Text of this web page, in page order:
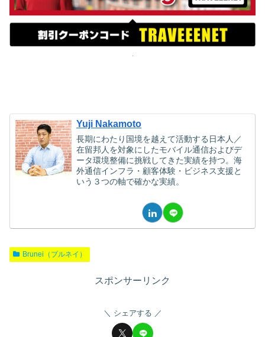
Yuji Nakamoto
長期にわたり国境を越えて活動する日本人／
在留邦人を対象にしたモバイル通信およびデ
ータ環境整備に挑戦してきた実績を持つ。海
外通信インフラ・顧客体験・ビジネス支援と
いう３つの軸で確かな実績。
Brunei（ブルネイ）
スポンサーリンク
シェアする